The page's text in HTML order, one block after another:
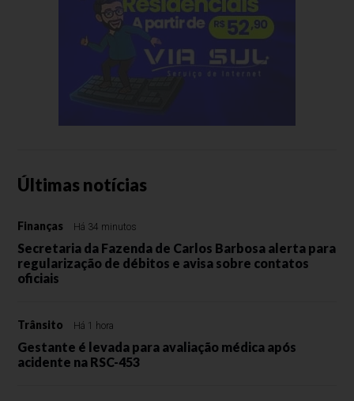
Últimas notícias
Finanças Há 34 minutos
Secretaria da Fazenda de Carlos Barbosa alerta para
regularização de débitos e avisa sobre contatos
oficiais
Trânsito Há 1 hora
Gestante é levada para avaliação médica após
acidente na RSC-453